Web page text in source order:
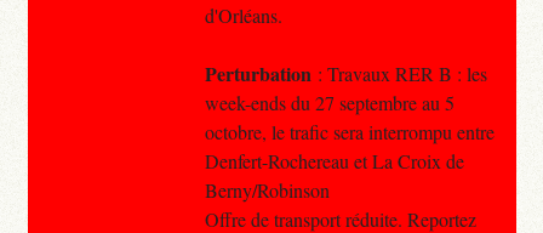
d'Orléans.
Perturbation : Travaux RER B : les
week-ends du 27 septembre au 5
octobre, le trafic sera interrompu entre
Denfert-Rochereau et La Croix de
Berny/Robinson
Offre de transport réduite. Reportez